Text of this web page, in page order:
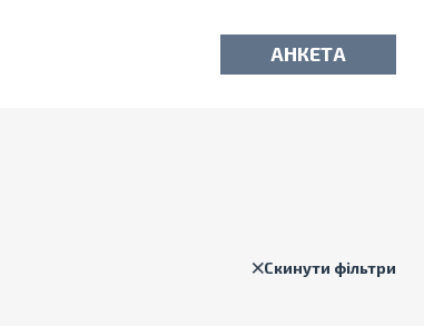
АНКЕТА
Скинути фільтри